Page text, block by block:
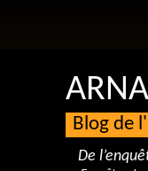
Blog de
De